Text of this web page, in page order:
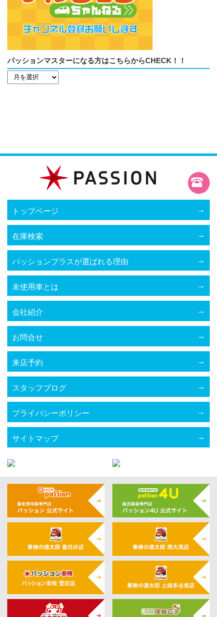
パッションマスターになる方はこちらからCHECK！！
トップページ
在庫検索
パッションプラスが選ばれる理由
未使用車とは
会社紹介
お問合せ
来店予約
スタッフブログ
プライバシーポリシー
サイトマップ